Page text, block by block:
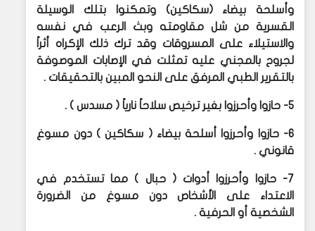
وأسلحة بيضاء (سكاكين) وتمكنوا بتلك الوسيلة
القسرية من شل مقاومته وبث الرعب في نفسه
والاستيلاء على المسروقات وقد ترك ذلك الإكراه أثراً
لجروح بالمجني عليه تمثلت في الإصابات الموصوفة
بالتقرير الطبي المرفق على النحو المبين بالتحقيقات .
5- حازوا وأحرزوا بغير ترخيص سلاحاً نارياً ( مسدس ) .
6- حازوا وأحرزوا أسلحة بيضاء ( سكاكين ) دون مسوغ
قانوني .
7- حازوا وأحرزوا أدوات ( حبال ) مما تستخدم في
الاعتداء على الأشخاص دون مسوغ من الضرورة
الشخصية أو الحرفية .